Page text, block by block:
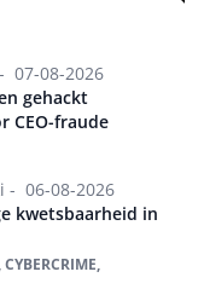
07-08-2026
gehackt
CEO-fraude
- 06-08-2026
kwetsbaarheid in